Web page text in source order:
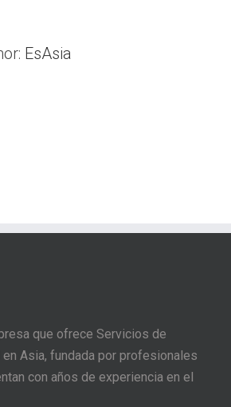
EsAsia
que ofrece Servicios de
Asia, fundada por profesionales
con años de experiencia en el